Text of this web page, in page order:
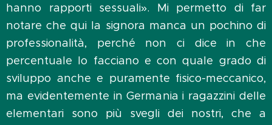
hanno rapporti sessuali». Mi permetto di far
notare che qui la signora manca un pochino di
professionalità, perché non ci dice in che
percentuale lo facciano e con quale grado di
sviluppo anche e puramente fisico-meccanico,
ma evidentemente in Germania i ragazzini delle
elementari sono più svegli dei nostri, che a